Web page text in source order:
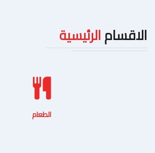
الاقسامالرئيسية
الطعام